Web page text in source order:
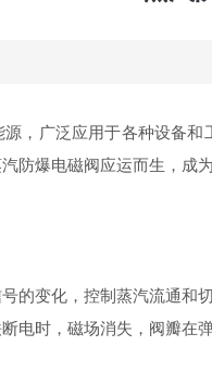
，广泛应用于各种设备
防爆电磁阀应运而生，成
的变化，控制蒸汽流通
电时，磁场消失，阀瓣在